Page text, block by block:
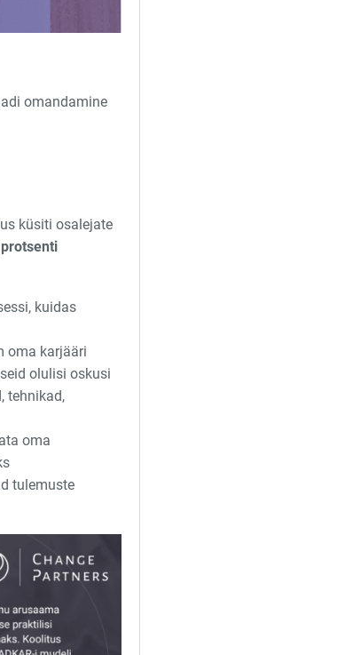
omandamine
küsiti osalejate
kuidas
oma karjääri
olulisi oskusi
tehnikad,
oma
tulemuste